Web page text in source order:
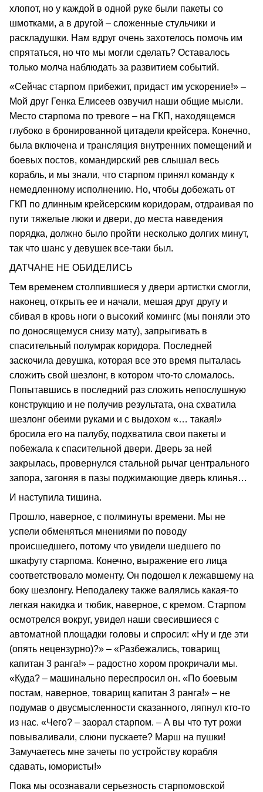
хлопот, но у каждой в одной руке были пакеты со
шмотками, а в другой – сложенные стульчики и
раскладушки. Нам вдруг очень захотелось помочь им
спрятаться, но что мы могли сделать? Оставалось
только молча наблюдать за развитием событий.
«Сейчас старпом прибежит, придаст им ускорение!» –
Мой друг Генка Елисеев озвучил наши общие мысли.
Место старпома по тревоге – на ГКП, находящемся
глубоко в бронированной цитадели крейсера. Конечно,
была включена и трансляция внутренних помещений и
боевых постов, командирский рев слышал весь
корабль, и мы знали, что старпом принял команду к
немедленному исполнению. Но, чтобы добежать от
ГКП по длинным крейсерским коридорам, отдраивая по
пути тяжелые люки и двери, до места наведения
порядка, должно было пройти несколько долгих минут,
так что шанс у девушек все-таки был.
ДАТЧАНЕ НЕ ОБИДЕЛИСЬ
Тем временем столпившиеся у двери артистки смогли,
наконец, открыть ее и начали, мешая друг другу и
сбивая в кровь ноги о высокий комингс (мы поняли это
по доносящемуся снизу мату), запрыгивать в
спасительный полумрак коридора. Последней
заскочила девушка, которая все это время пыталась
сложить свой шезлонг, в котором что-то сломалось.
Попытавшись в последний раз сложить непослушную
конструкцию и не получив результата, она схватила
шезлонг обеими руками и с выдохом «… такая!»
бросила его на палубу, подхватила свои пакеты и
побежала к спасительной двери. Дверь за ней
закрылась, провернулся стальной рычаг центрального
запора, загоняя в пазы поджимающие дверь клинья…
И наступила тишина.
Прошло, наверное, с полминуты времени. Мы не
успели обменяться мнениями по поводу
происшедшего, потому что увидели шедшего по
шкафуту старпома. Конечно, выражение его лица
соответствовало моменту. Он подошел к лежавшему на
боку шезлонгу. Неподалеку также валялись какая-то
легкая накидка и тюбик, наверное, с кремом. Старпом
осмотрелся вокруг, увидел наши свесившиеся с
автоматной площадки головы и спросил: «Ну и где эти
(опять нецензурно)?» – «Разбежались, товарищ
капитан 3 ранга!» – радостно хором прокричали мы.
«Куда? – машинально переспросил он. «По боевым
постам, наверное, товарищ капитан 3 ранга!» – не
подумав о двусмысленности сказанного, ляпнул кто-то
из нас. «Чего? – заорал старпом. – А вы что тут рожи
повываливали, слюни пускаете? Марш на пушки!
Замучаетесь мне зачеты по устройству корабля
сдавать, юмористы!»
Пока мы осознавали серьезность старпомовской